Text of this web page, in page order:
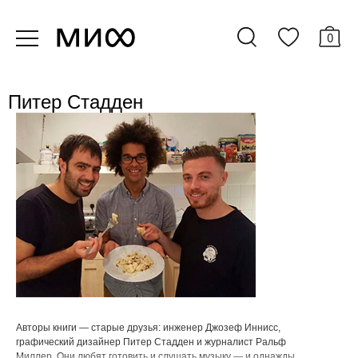
0
Питер Стадден
Авторы книги — старые друзья: инженер Джозеф Иннисс,
графический дизайнер Питер Стадден и журналист Ральф